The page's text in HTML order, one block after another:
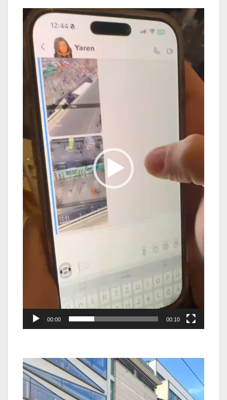
Video-
Player
00:00 00:10
Video-
Player